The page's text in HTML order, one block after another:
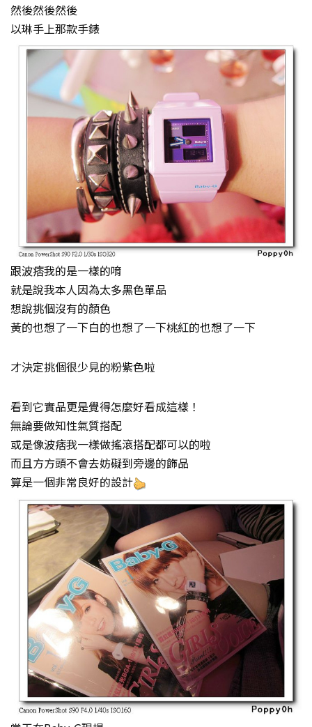
然後然後然後
以琳手上那款手錶
跟波痞我的是一樣的唷
就是說我本人因為太多黑色單品
想說挑個沒有的顏色
黃的也想了一下白的也想了一下桃紅的也想了一下
才決定挑個很少見的粉紫色啦
看到它實品更是覺得怎麼好看成這樣！
無論要做知性氣質搭配
或是像波痞我一樣做搖滾搭配都可以的啦
而且方方頭不會去妨礙到旁邊的飾品
算是一個非常良好的設計